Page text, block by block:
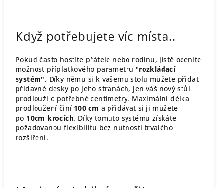
Když potřebujete víc místa..
Pokud často hostíte přátele nebo rodinu, jistě oceníte
možnost příplatkového parametru "rozkládací
systém". Díky němu si k vašemu stolu můžete přidat
přídavné desky po jeho stranách, jen váš nový stůl
prodlouží o potřebné centimetry. Maximální délka
prodloužení činí 100 cm a přidávat si ji můžete
po 10cm krocích. Díky tomuto systému získáte
požadovanou flexibilitu bez nutnosti trvalého
rozšíření.